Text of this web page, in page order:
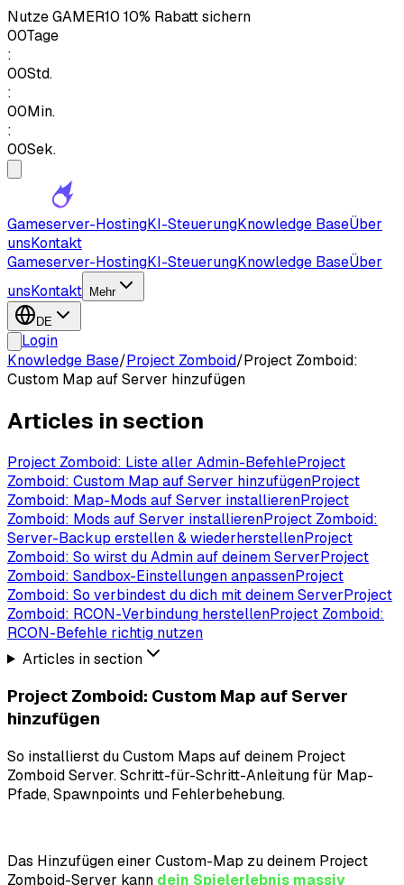
NutzeGAMER10 10% Rabatt sichern
00Tage
:
00Std.
:
00Min.
:
00Sek.
Gameserver-HostingKI-SteuerungKnowledge BaseÜber
unsKontakt
Gameserver-HostingKI-SteuerungKnowledge BaseÜber
unsKontakt Mehr
DE
Login
Knowledge Base/Project Zomboid/Project Zomboid:
Custom Map auf Server hinzufügen
Articles in section
Project Zomboid: Liste aller Admin-BefehleProject
Zomboid: Custom Map auf Server hinzufügenProject
Zomboid: Map-Mods auf Server installierenProject
Zomboid: Mods auf Server installierenProject Zomboid:
Server-Backup erstellen & wiederherstellenProject
Zomboid: So wirst du Admin auf deinem ServerProject
Zomboid: Sandbox-Einstellungen anpassenProject
Zomboid: So verbindest du dich mit deinem ServerProject
Zomboid: RCON-Verbindung herstellenProject Zomboid:
RCON-Befehle richtig nutzen
Articles in section
Project Zomboid: Custom Map auf Server
hinzufügen
So installierst du Custom Maps auf deinem Project
Zomboid Server. Schritt-für-Schritt-Anleitung für Map-
Pfade, Spawnpoints und Fehlerbehebung.
Das Hinzufügen einer Custom-Map zu deinem Project
Zomboid-Server kann dein Spielerlebnis massiv